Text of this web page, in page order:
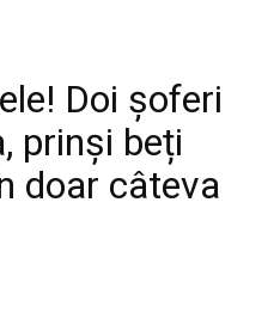
Doi șoferi
prinși beți
doar câteva